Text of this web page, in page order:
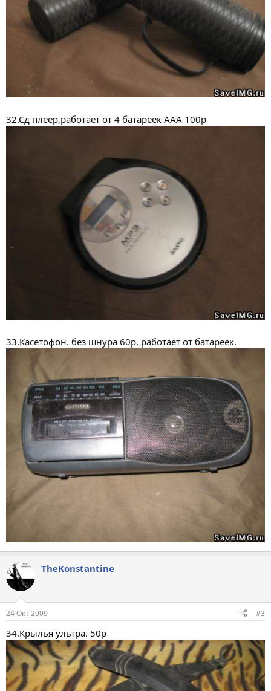
32.Сд плеер,работает от 4 батареек ААА 100р
33.Касетофон. без шнура 60р, работает от батареек.
TheKonstantine
24 Окт 2009 #3
34.Крылья ультра. 50р